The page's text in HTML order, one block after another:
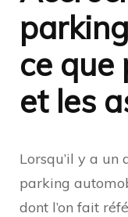
ce que
et les
Lorsqu’il y a un
parking
dont l’on fait